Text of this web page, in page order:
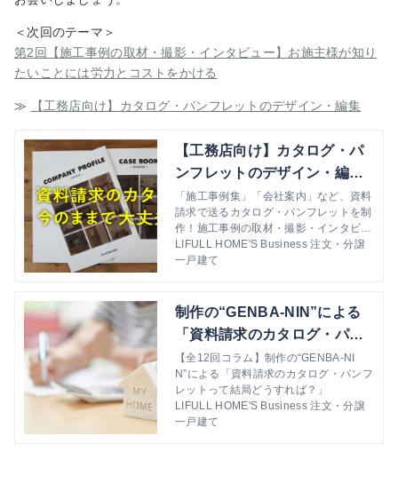
＜次回のテーマ＞
第2回【施工事例の取材・撮影・インタビュー】お施主様が知り
たいことには労力とコストをかける
≫ 【工務店向け】カタログ・パンフレットのデザイン・編集
【工務店向け】カタログ・パ
ンフレットのデザイン・編集
の詳細 | LIFULL HOME’S Bu
siness 注文・分譲一戸建て
「施工事例集」「会社案内」など、資料
請求で送るカタログ・パンフレットを制
作！施工事例の取材・撮影・インタビュ
ー経験豊富なディレクターが対応しま
す。
LIFULL HOME'S Business 注文・分譲
一戸建て
制作の“GENBA-NIN”による
「資料請求のカタログ・パン
フレットって結局どうすれ
ば？」 | LIFULL HOME’S Bu
siness 注文・分譲一戸建て
【全12回コラム】制作の“GENBA-NI
N”による「資料請求のカタログ・パンフ
レットって結局どうすれば？」
LIFULL HOME'S Business 注文・分譲
一戸建て